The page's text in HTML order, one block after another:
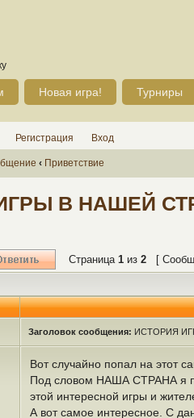
Новая игра! Турниры
Регистрация Вход
‹ Приветствие
В НАШЕЙ
Страница 1 из 2 [
Заголовок сообщения: ИСТОРИЯ
Вот случайно попал на этот
Под словом НАША СТРАНА я
этой интересной игры и
А вот самое интересное. С